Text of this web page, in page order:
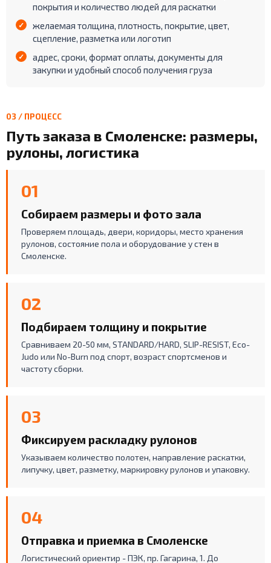
покрытия и количество людей для раскатки
желаемая толщина, плотность, покрытие, цвет,
сцепление, разметка или логотип
адрес, сроки, формат оплаты, документы для
закупки и удобный способ получения груза
03 / ПРОЦЕСС
Путь заказа в Смоленске: размеры,
рулоны, логистика
01
Собираем размеры и фото зала
Проверяем площадь, двери, коридоры, место хранения
рулонов, состояние пола и оборудование у стен в
Смоленске.
02
Подбираем толщину и покрытие
Сравниваем 20-50 мм, STANDARD/HARD, SLIP-RESIST, Eco-
Judo или No-Burn под спорт, возраст спортсменов и
частоту сборки.
03
Фиксируем раскладку рулонов
Указываем количество полотен, направление раскатки,
липучку, цвет, разметку, маркировку рулонов и упаковку.
04
Отправка и приемка в Смоленске
Логистический ориентир - ПЭК, пр. Гагарина, 1. До